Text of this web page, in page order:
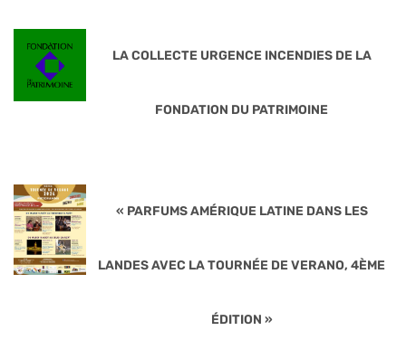
LA COLLECTE URGENCE INCENDIES DE LA
FONDATION DU PATRIMOINE
« PARFUMS AMÉRIQUE LATINE DANS LES
LANDES AVEC LA TOURNÉE DE VERANO, 4ÈME
ÉDITION »